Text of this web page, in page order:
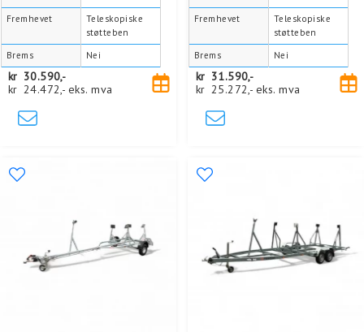
Fremhevet
Teleskopiske
støtteben
Brems
Nei
kr 30.590,-
kr 24.472,- eks. mva
Fremhevet
Teleskopiske
støtteben
Brems
Nei
kr 31.590,-
kr 25.272,- eks. mva